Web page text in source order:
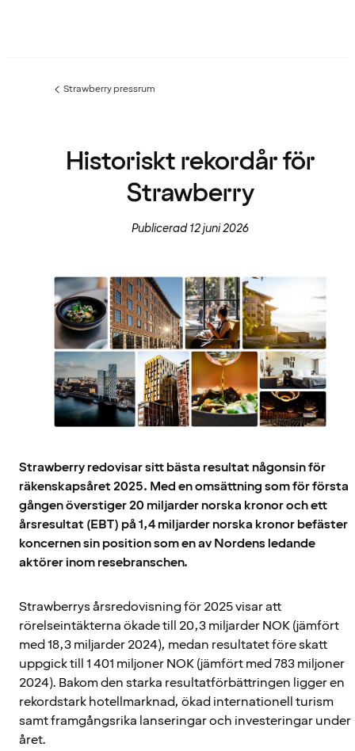
Föregående
Strawberry pressrum
Historiskt rekordår för
Strawberry
Publicerad 12 juni 2026
Strawberry redovisar sitt bästa resultat någonsin för
räkenskapsåret 2025. Med en omsättning som för första
gången överstiger 20 miljarder norska kronor och ett
årsresultat (EBT) på 1,4 miljarder norska kronor befäster
koncernen sin position som en av Nordens ledande
aktörer inom resebranschen.
Strawberrys årsredovisning för 2025 visar att
rörelseintäkterna ökade till 20,3 miljarder NOK (jämfört
med 18,3 miljarder 2024), medan resultatet före skatt
uppgick till 1 401 miljoner NOK (jämfört med 783 miljoner
2024). Bakom den starka resultatförbättringen ligger en
rekordstark hotellmarknad, ökad internationell turism
samt framgångsrika lanseringar och investeringar under
året.